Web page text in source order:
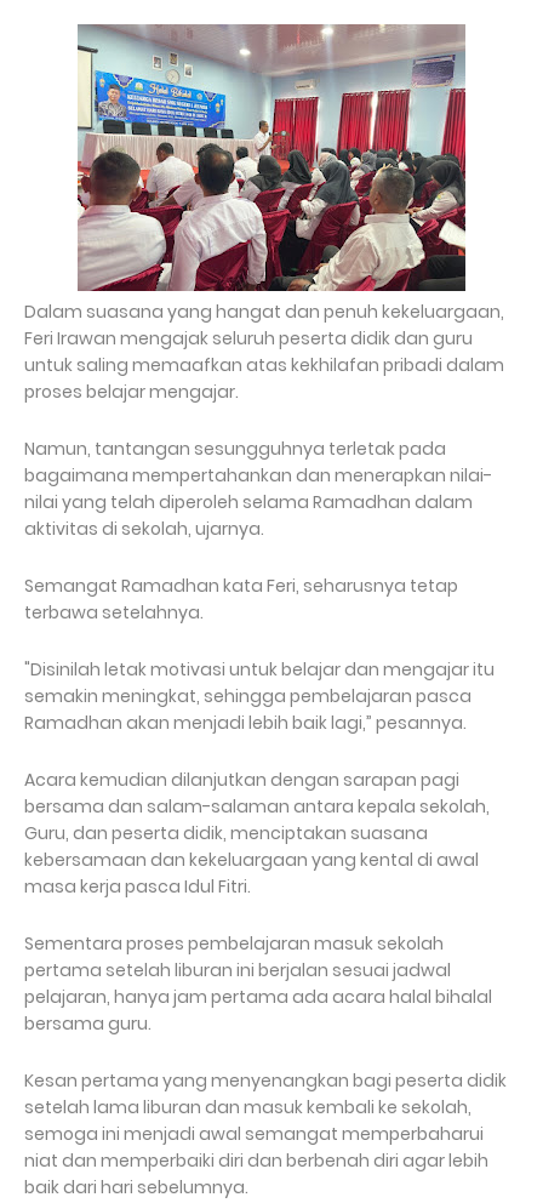
Dalam suasana yang hangat dan penuh kekeluargaan,
Feri Irawan mengajak seluruh peserta didik dan guru
untuk saling memaafkan atas kekhilafan pribadi dalam
proses belajar mengajar.
Namun, tantangan sesungguhnya terletak pada
bagaimana mempertahankan dan menerapkan nilai-
nilai yang telah diperoleh selama Ramadhan dalam
aktivitas di sekolah, ujarnya.
Semangat Ramadhan kata Feri, seharusnya tetap
terbawa setelahnya.
"Disinilah letak motivasi untuk belajar dan mengajar itu
semakin meningkat, sehingga pembelajaran pasca
Ramadhan akan menjadi lebih baik lagi,” pesannya.
Acara kemudian dilanjutkan dengan sarapan pagi
bersama dan salam-salaman antara kepala sekolah,
Guru, dan peserta didik, menciptakan suasana
kebersamaan dan kekeluargaan yang kental di awal
masa kerja pasca Idul Fitri.
Sementara proses pembelajaran masuk sekolah
pertama setelah liburan ini berjalan sesuai jadwal
pelajaran, hanya jam pertama ada acara halal bihalal
bersama guru.
Kesan pertama yang menyenangkan bagi peserta didik
setelah lama liburan dan masuk kembali ke sekolah,
semoga ini menjadi awal semangat memperbaharui
niat dan memperbaiki diri dan berbenah diri agar lebih
baik dari hari sebelumnya.